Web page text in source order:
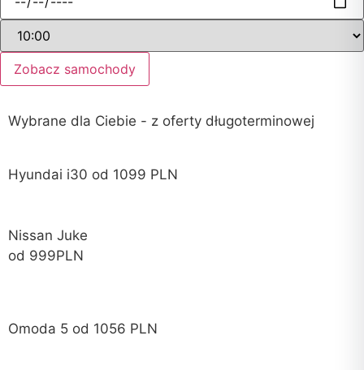
Zobacz samochody
Wybrane dla Ciebie - z oferty długoterminowej
Hyundai i30 od 1099 PLN
Nissan Juke
od 999PLN
Omoda 5 od 1056 PLN